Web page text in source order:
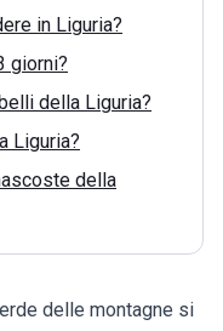
in Liguria?
giorni?
della Liguria?
Liguria?
della
delle montagne si